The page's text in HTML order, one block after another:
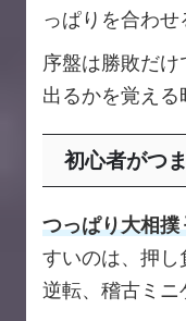
っぱりを合わせ
序盤は勝敗だ
出るかを覚える
初心者がつ
つっぱり大相撲
すいのは、押
逆転、稽古ミニ